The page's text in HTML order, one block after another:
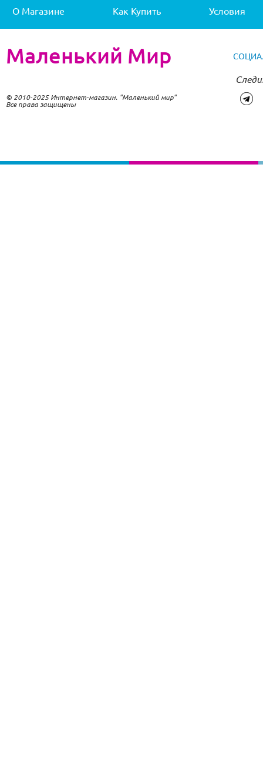
О Магазине Как Купить Условия
Маленький Мир
© 2010-2025 Интернет-магазин. "Маленький мир"
Все права защищены